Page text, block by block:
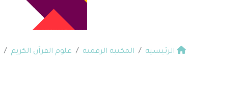
الرئيسية المكتبة الرقمية علوم القرآن الكريم